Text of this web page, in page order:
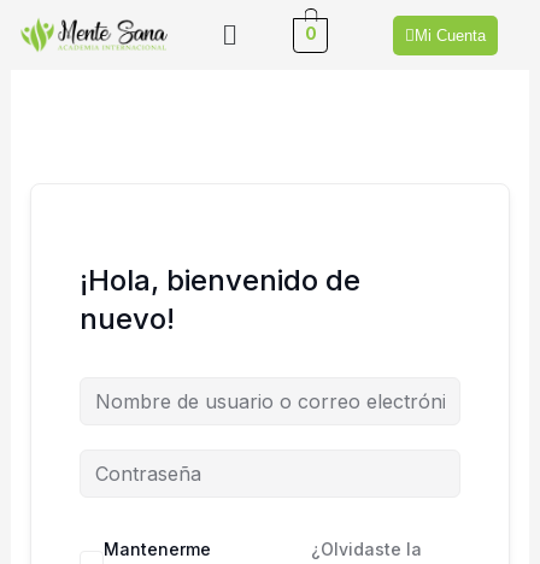
Menú 0 Mi Cuenta
¡Hola, bienvenido de
nuevo!
Mantenerme
¿Olvidaste la